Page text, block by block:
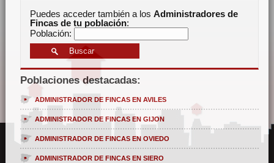
Puedes acceder también a losAdministradores de
Fincas de tu población:
Población:
Poblaciones destacadas:
ADMINISTRADOR DE FINCAS EN AVILES
ADMINISTRADOR DE FINCAS EN GIJON
ADMINISTRADOR DE FINCAS EN OVIEDO
ADMINISTRADOR DE FINCAS EN SIERO